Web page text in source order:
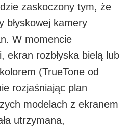
zaskoczony tym, że
błyskowej kamery
W momencie
ekran rozbłyska bielą lub
(TrueTone od
rozjaśniając plan
modelach z ekranem
utrzymana,